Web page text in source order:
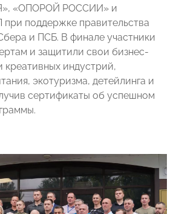
«ОПОРОЙ РОССИИ» и
поддержке правительства
и ПСБ. В финале участники
и защитили свои бизнес-
креативных индустрий,
экотуризма, детейлинга и
сертификаты об успешном